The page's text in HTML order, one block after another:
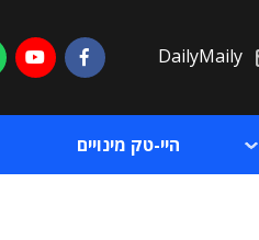
DailyMaily
היי-טק מינויים